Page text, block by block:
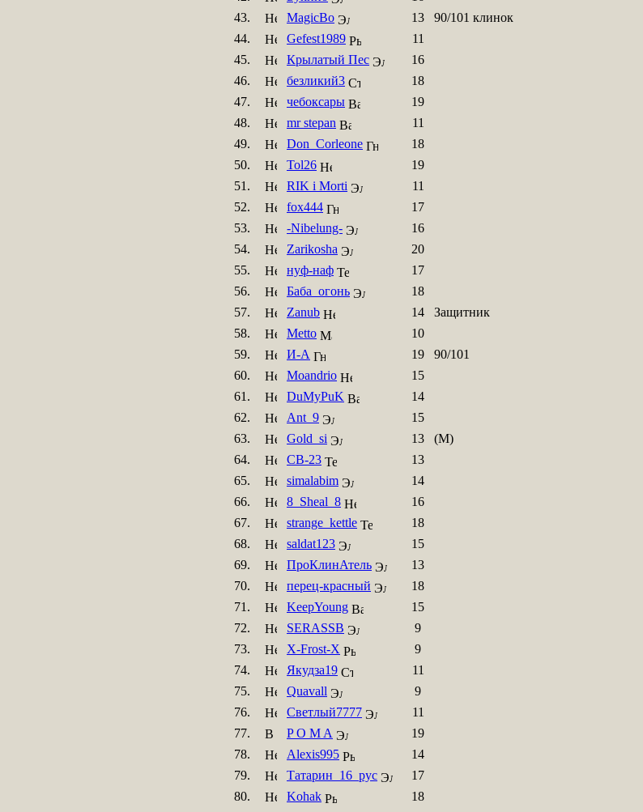
43.
MagicBo 13
90/101 клинок
44.
Gefest1989
11
45.
Крылатый Пес
16
46.
безликий3
18
47.
чебоксары
19
48.
mr stepan
11
49.
Don_Corleone
18
50.
Tol26
19
51.
RIK i Morti
11
52.
fox444
17
53.
-Nibelung-
16
54.
Zarikosha
20
55.
нуф-наф
17
56.
Баба_огонь
18
57.
Zanub 14
Защитник
58.
Metto
10
59.
И-А 19
90/101
60.
Moandrio
15
61.
DuMyPuK
14
62.
Ant_9
15
63.
Gold_si 13
(М)
64.
CB-23
13
65.
simalabim
14
66.
8_Sheal_8
16
67.
strange_kettle
18
68.
saldat123
15
69.
ПроКлинАтель
13
70.
перец-красный
18
71.
KeepYoung
15
72.
SERASSB
9
73.
X-Frost-X
9
74.
Якудза19
11
75.
Quavall
9
76.
Светлый7777
11
77.
P O M A
19
78.
Alexis995
14
79.
Татарин_16_рус
17
80.
Kohak
18